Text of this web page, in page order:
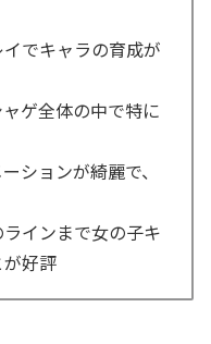
でキャラの育成が
ゲ全体の中で特に
ションが綺麗で、
インまで女の子キ
好評